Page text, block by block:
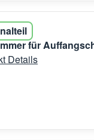
für
Details